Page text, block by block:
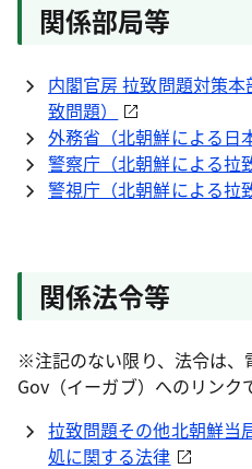
関係部局等
内閣官房 拉致問題対策
致問題）
外務省（北朝鮮による日
警察庁（北朝鮮による拉
警視庁（北朝鮮による拉
関係法令等
※注記のない限り、法令は、
Gov（イーガブ）へのリンク
拉致問題その他北朝鮮当
処に関する法律